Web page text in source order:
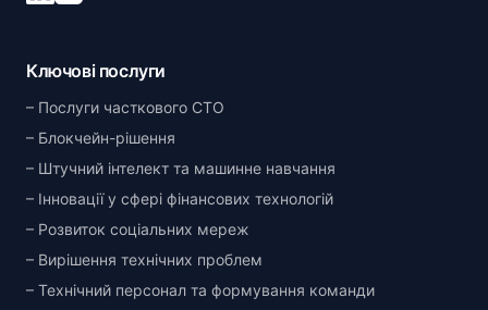
Ключові послуги
Послуги часткового CTO
Блокчейн-рішення
Штучний інтелект та машинне навчання
Інновації у сфері фінансових технологій
Розвиток соціальних мереж
Вирішення технічних проблем
Технічний персонал та формування команди